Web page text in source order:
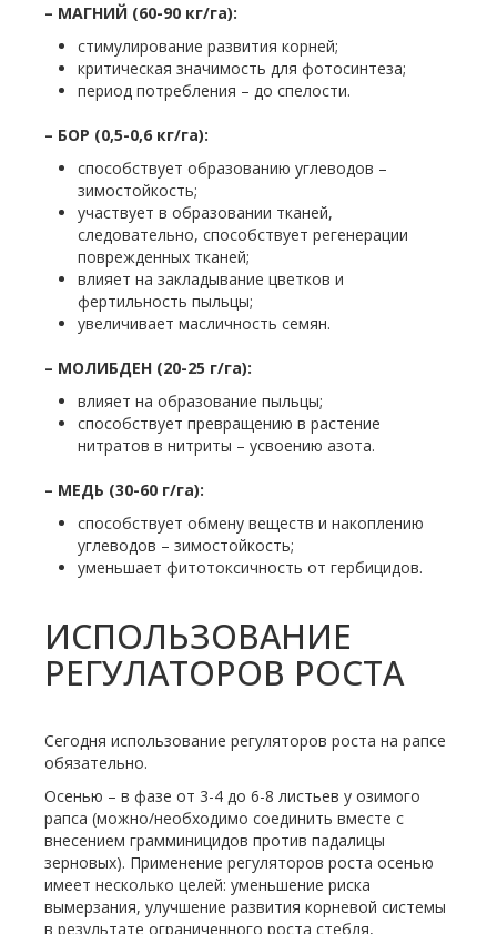
– МАГНИЙ (60-90 кг/га):
стимулирование развития корней;
критическая значимость для фотосинтеза;
период потребления – до спелости.
– БОР (0,5-0,6 кг/га):
способствует образованию углеводов –
зимостойкость;
участвует в образовании тканей,
следовательно, способствует регенерации
поврежденных тканей;
влияет на закладывание цветков и
фертильность пыльцы;
увеличивает масличность семян.
– МОЛИБДЕН (20-25 г/га):
влияет на образование пыльцы;
способствует превращению в растение
нитратов в нитриты – усвоению азота.
– МЕДЬ (30-60 г/га):
способствует обмену веществ и накоплению
углеводов – зимостойкость;
уменьшает фитотоксичность от гербицидов.
ИСПОЛЬЗОВАНИЕ
РЕГУЛАТОРОВ РОСТА
Сегодня использование регуляторов роста на рапсе
обязательно.
Осенью – в фазе от 3-4 до 6-8 листьев у озимого
рапса (можно/необходимо соединить вместе с
внесением грамминицидов против падалицы
зерновых). Применение регуляторов роста осенью
имеет несколько целей: уменьшение риска
вымерзания, улучшение развития корневой системы
в результате ограниченного роста стебля,